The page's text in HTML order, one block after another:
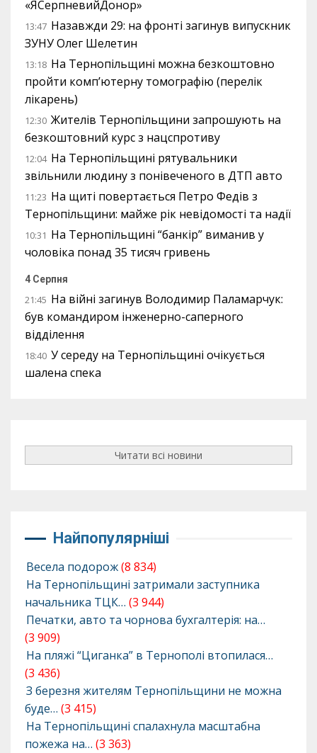
«ЯСерпневийДонор»
13:47 Назавжди 29: на фронті загинув випускник
ЗУНУ Олег Шелетин
13:18 На Тернопільщині можна безкоштовно
пройти комп’ютерну томографію (перелік
лікарень)
12:30 Жителів Тернопільщини запрошують на
безкоштовний курс з нацспротиву
12:04 На Тернопільщині рятувальники
звільнили людину з понівеченого в ДТП авто
11:23 На щиті повертається Петро Федів з
Тернопільщини: майже рік невідомості та надії
10:31 На Тернопільщині “банкір” виманив у
чоловіка понад 35 тисяч гривень
4 Серпня
21:45 На війні загинув Володимир Паламарчук:
був командиром інженерно-саперного
відділення
18:40 У середу на Тернопільщині очікується
шалена спека
Читати всі новини
Найпопулярніші
Весела подорож(8 834)
На Тернопільщині затримали заступника
начальника ТЦК… (3 944)
Печатки, авто та чорнова бухгалтерія: на…
(3 909)
На пляжі “Циганка” в Тернополі втопилася…
(3 436)
З березня жителям Тернопільщини не можна
буде… (3 415)
На Тернопільщині спалахнула масштабна
пожежа на… (3 363)